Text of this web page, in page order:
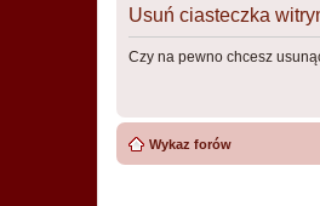
Usuń ciasteczka
Czy na pewno chcesz
Wykaz forów